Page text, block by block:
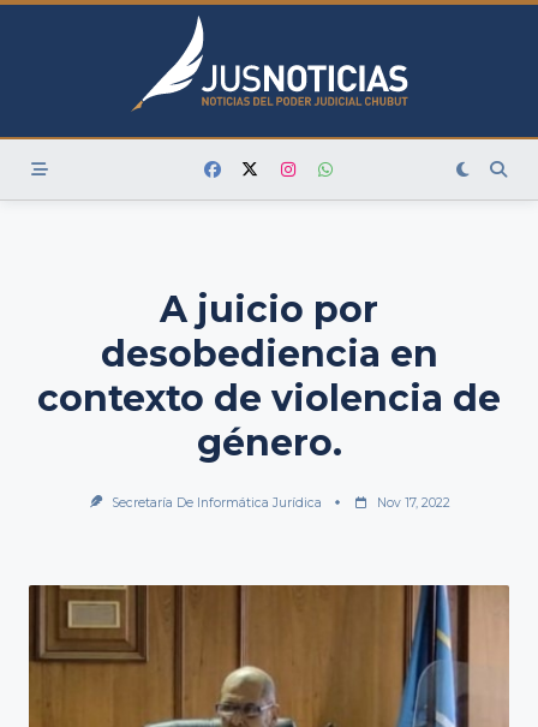
Skip
A juicio por
desobediencia en
contexto de violencia de
género.
Secretaría De Informática Jurídica Nov 17, 2022